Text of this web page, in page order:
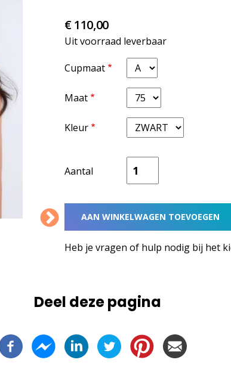
€ 110,00
Uit voorraad leverbaar
Cupmaat
Maat
Kleur
Aantal
Heb je vragen of hulp nodig bij het
Deel deze pagina